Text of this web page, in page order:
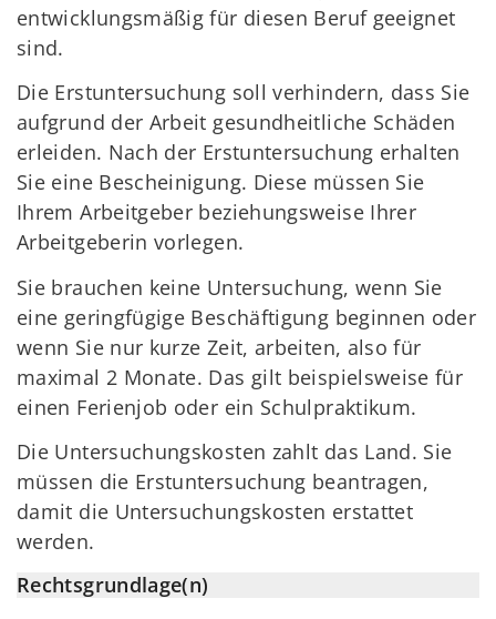
entwicklungsmäßig für diesen Beruf geeignet
sind.
Die Erstuntersuchung soll verhindern, dass Sie
aufgrund der Arbeit gesundheitliche Schäden
erleiden. Nach der Erstuntersuchung erhalten
Sie eine Bescheinigung. Diese müssen Sie
Ihrem Arbeitgeber beziehungsweise Ihrer
Arbeitgeberin vorlegen.
Sie brauchen keine Untersuchung, wenn Sie
eine geringfügige Beschäftigung beginnen oder
wenn Sie nur kurze Zeit, arbeiten, also für
maximal 2 Monate. Das gilt beispielsweise für
einen Ferienjob oder ein Schulpraktikum.
Die Untersuchungskosten zahlt das Land. Sie
müssen die Erstuntersuchung beantragen,
damit die Untersuchungskosten erstattet
werden.
Rechtsgrundlage(n)